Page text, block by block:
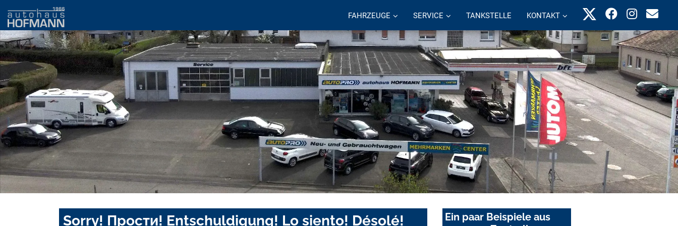
FAHRZEUGE SERVICE TANKSTELLE KONTAKT
Sorry! Прости! Entschuldigung! Lo siento! Désolé!
Ein paar Beispiele aus